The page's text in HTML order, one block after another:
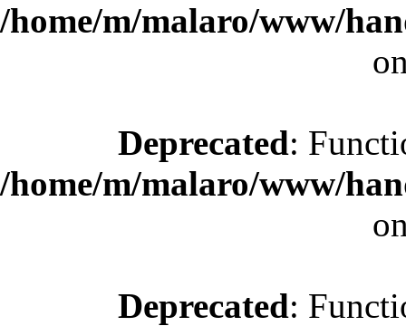
/home/m/malaro/www/
Deprecated:
/home/m/malaro/www/
Deprecated: